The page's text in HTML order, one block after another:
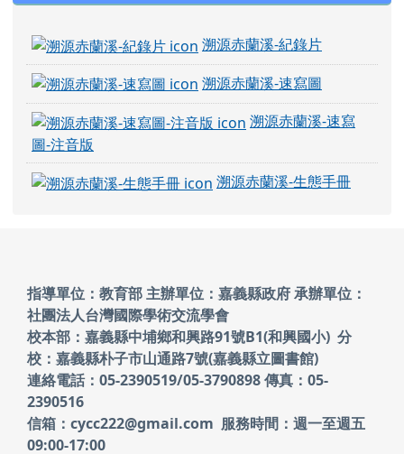
溯源赤蘭溪-紀錄片
溯源赤蘭溪-速寫圖
溯源赤蘭溪-速寫
圖-注音版
溯源赤蘭溪-生態手冊
頁尾區域內容
指導單位：教育部 主辦單位：嘉義縣政府承辦單位：
社團法人台灣國際學術交流學會
校本部：嘉義縣中埔鄉和興路91號B1(和興國小) 分
校：嘉義縣朴子市山通路7號(嘉義縣立圖書館)
連絡電話：05-2390519/05-3790898 傳真：05-
2390516
信箱：cycc222@gmail.com 服務時間：週一至週五
09:00-17:00